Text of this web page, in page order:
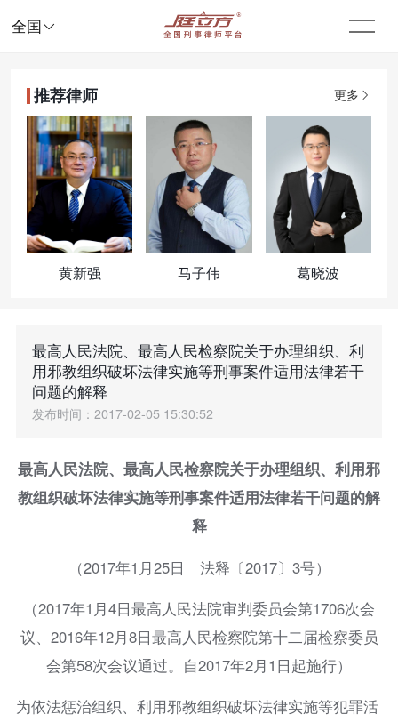
全国 
推荐律师 更多
黄新强 马子伟 葛晓波
最高人民法院、最高人民检察院关于办理组织、利
用邪教组织破坏法律实施等刑事案件适用法律若干
问题的解释
发布时间：2017-02-05 15:30:52
最高人民法院、最高人民检察院关于办理组织、利用邪
教组织破坏法律实施等刑事案件适用法律若干问题的解
释
（2017年1月25日 法释〔2017〕3号）
（2017年1月4日最高人民法院审判委员会第1706次会
议、2016年12月8日最高人民检察院第十二届检察委员
会第58次会议通过。自2017年2月1日起施行）
为依法惩治组织、利用邪教组织破坏法律实施等犯罪活